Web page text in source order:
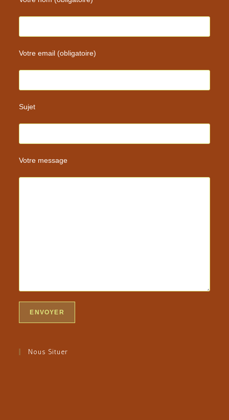
Votre email (obligatoire)
Sujet
Votre message
Nous Situer